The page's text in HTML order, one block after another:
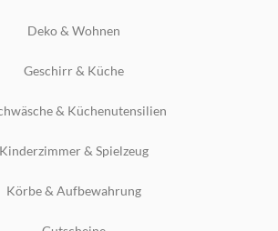
Deko & Wohnen
Geschirr & Küche
& Küchenutensilien
Kinderzimmer & Spielzeug
Körbe & Aufbewahrung